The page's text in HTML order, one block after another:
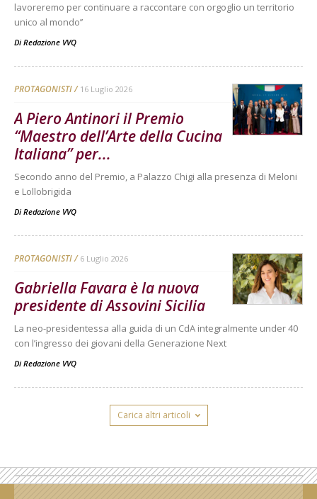
lavoreremo per continuare a raccontare con orgoglio un territorio
unico al mondo’’
Di Redazione VVQ
PROTAGONISTI 16 Luglio 2026
A Piero Antinori il Premio
“Maestro dell’Arte della Cucina
Italiana” per...
Secondo anno del Premio, a Palazzo Chigi alla presenza di Meloni
e Lollobrigida
Di Redazione VVQ
PROTAGONISTI 6 Luglio 2026
Gabriella Favara è la nuova
presidente di Assovini Sicilia
La neo-presidentessa alla guida di un CdA integralmente under 40
con l’ingresso dei giovani della Generazione Next
Di Redazione VVQ
Carica altri articoli